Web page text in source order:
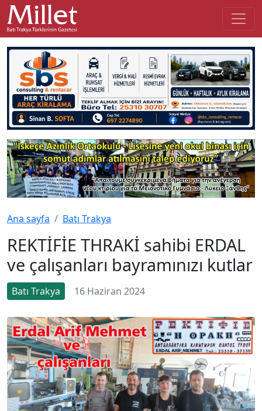
Ana sayfa Batı Trakya
REKTİFİE THRAKİ sahibi ERDAL
ve çalışanları bayramınızı kutlar
Batı Trakya 16 Haziran 2024